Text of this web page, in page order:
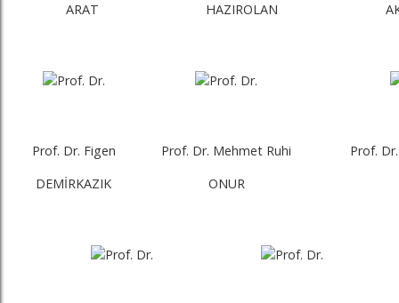
ARAT
HAZIROLAN
Prof. Dr. Figen
DEMİRKAZIK
Prof. Dr. Mehmet Ruhi
ONUR
Prof.